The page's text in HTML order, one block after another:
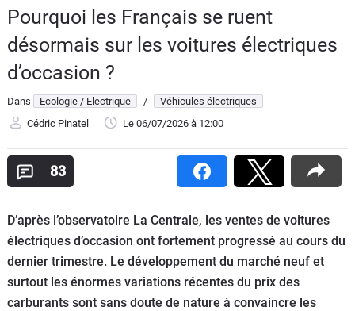
Actu
Essais
Guide
d'achat
Electriques
Utilitaires
Flottes
Auto
Services
Pourquoi les Français se ruent
désormais sur les voitures électriques
d’occasion ?
Dans Ecologie / Electrique /
Véhicules électriques
Cédric Pinatel
Le 06/07/2026 à 12:00
83
D’après l’observatoire La Centrale, les ventes de voitures
électriques d’occasion ont fortement progressé au cours du
dernier trimestre. Le développement du marché neuf et
surtout les énormes variations récentes du prix des
carburants sont sans doute de nature à convaincre les